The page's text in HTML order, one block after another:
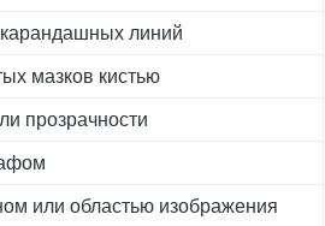
линий
мазков кистью
прозрачности
или областью изображения